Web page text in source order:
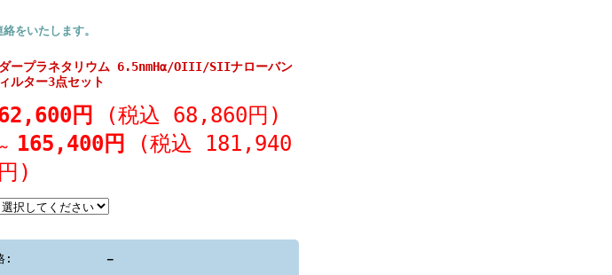
をいたします。
ープラネタリウム 6.5nmHα/OIII/SIIナローバン
ルター3点セット
円 (税込 68,860円)
～ 165,400円
(税込 181,940
円)
: －